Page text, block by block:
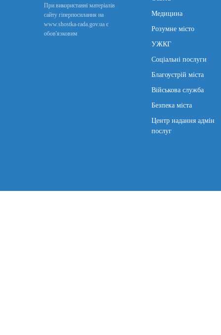
При використанні матеріалів
сайту гіперпосилання на
www.shostka-rada.gov.ua є
обов'язковим
Медицина
Розумне місто
УЖКГ
Соціальні послуги
Благоустрій міста
Військова служба
Безпека міста
Центр надання адмін
послуг